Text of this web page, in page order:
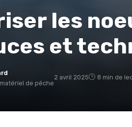
les
et
de pêche
2 avril 2025 8 min de